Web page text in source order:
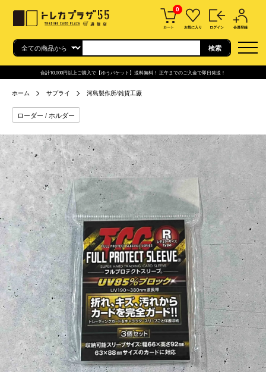
0
カート お気に入り ログイン 会員登録
合計10,000円以上ご購入で【ゆうパケット】送料無料！ 正午までのご入金で即日発送！
ホーム サプライ 河島製作所/雑貨工廠
ローダー / ホルダー